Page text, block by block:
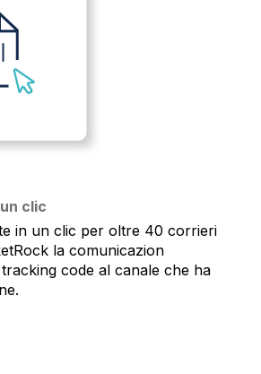
clic
in un clic per oltre 40 corrieri
la comunicazion
code al canale che ha